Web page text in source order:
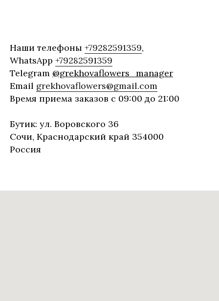
Наши телефоны +79282591359,
WhatsApp +79282591359
Telegram @grekhovaflowers_manager
Email grekhovaflowers@gmail.com
Время приема заказов с 09:00 до 21:00
Бутик: ул. Воровского 36
Сочи, Краснодарский край 354000
Россия